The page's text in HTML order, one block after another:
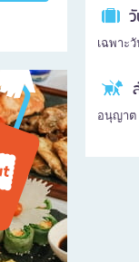
เฉพาะ
อนุญาต